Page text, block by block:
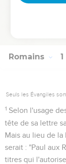
Romains 1
Seuls les Évangiles
1 Selon l'usage
tête de sa lettre
Mais au lieu de
serait : "Paul aux
titres qui